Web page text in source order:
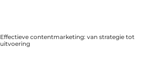
Effectieve contentmarketing: van strategie tot
uitvoering